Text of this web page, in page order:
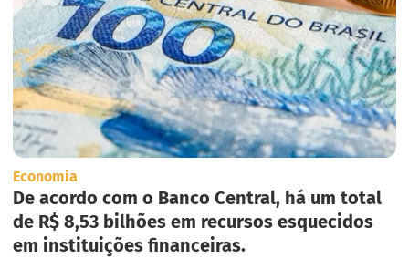
Economia
De acordo com o Banco Central, há um total
de R$ 8,53 bilhões em recursos esquecidos
em instituições financeiras.